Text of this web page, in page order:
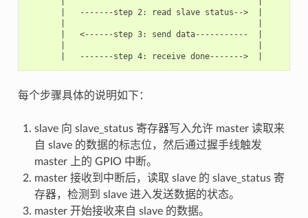
       |   -------step 2: read slave status-->  |
       |   <------step 3: send data-----------  |
每个步骤具体的说明如下：
slave 向 slave_status 寄存器写入允许 master 读取来
自 slave 的数据的标志位，然后通过握手线触发
master 上的 GPIO 中断。
master 接收到中断后，读取 slave 的 slave_status 寄
存器，检测到 slave 进入发送数据的状态。
master 开始接收来自 slave 的数据。